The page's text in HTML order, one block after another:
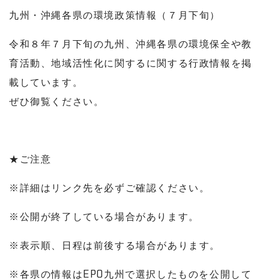
九州・沖縄各県の環境政策情報（７月下旬）
令和８年７月下旬の九州、沖縄各県の環境保全や教
育活動、地域活性化に関するに関する行政情報を掲
載しています。
ぜひ御覧ください。
★ご注意
※詳細はリンク先を必ずご確認ください。
※公開が終了している場合があります。
※表示順、日程は前後する場合があります。
※各県の情報はEPO九州で選択したものを公開して